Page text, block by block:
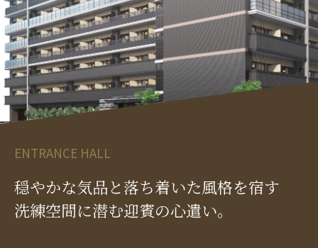
ENTRANCE HALL
穏やかな気品と落ち着いた風格を宿す
洗練空間に潜む迎賓の心遣い。